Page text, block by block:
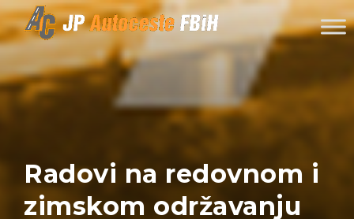
Skip to content
Radovi na redovnom i
zimskom održavanju